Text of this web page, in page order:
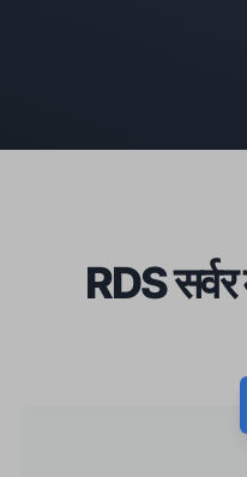
RDS सर्वर